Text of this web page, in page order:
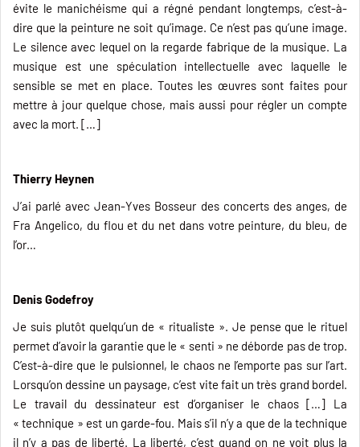
évite le manichéisme qui a régné pendant longtemps, c’est-à-
dire que la peinture ne soit qu’image. Ce n’est pas qu’une image.
Le silence avec lequel on la regarde fabrique de la musique. La
musique est une spéculation intellectuelle avec laquelle le
sensible se met en place. Toutes les œuvres sont faites pour
mettre à jour quelque chose, mais aussi pour régler un compte
avec la mort. […]
Thierry Heynen
J’ai parlé avec Jean-Yves Bosseur des concerts des anges, de
Fra Angelico, du flou et du net dans votre peinture, du bleu, de
l’or…
Denis Godefroy
Je suis plutôt quelqu’un de « ritualiste ». Je pense que le rituel
permet d’avoir la garantie que le « senti » ne déborde pas de trop.
C’est-à-dire que le pulsionnel, le chaos ne l’emporte pas sur l’art.
Lorsqu’on dessine un paysage, c’est vite fait un très grand bordel.
Le travail du dessinateur est d’organiser le chaos […] La
« technique » est un garde-fou. Mais s’il n’y a que de la technique
il n’y a pas de liberté. La liberté, c’est quand on ne voit plus la